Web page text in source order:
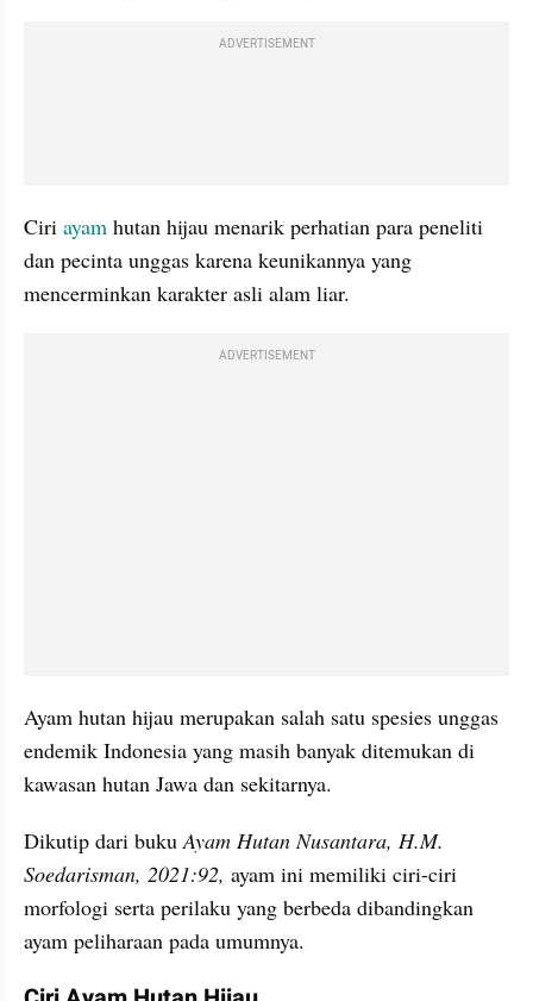
ADVERTISEMENT
Ciri ayam hutan hijau menarik perhatian para peneliti
dan pecinta unggas karena keunikannya yang
mencerminkan karakter asli alam liar.
ADVERTISEMENT
Ayam hutan hijau merupakan salah satu spesies unggas
endemik Indonesia yang masih banyak ditemukan di
kawasan hutan Jawa dan sekitarnya.
Dikutip dari buku Ayam Hutan Nusantara, H.M.
Soedarisman, 2021:92, ayam ini memiliki ciri-ciri
morfologi serta perilaku yang berbeda dibandingkan
ayam peliharaan pada umumnya.